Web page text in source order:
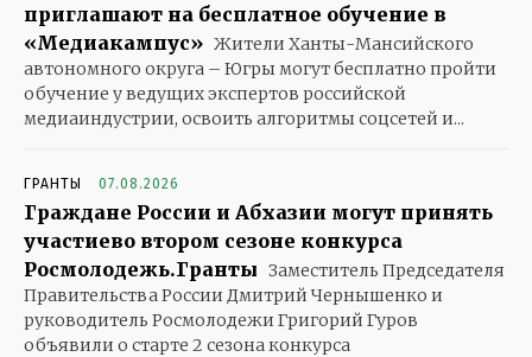
приглашают на бесплатное обучение в
«Медиакампус» Жители Ханты-Мансийского
автономного округа – Югры могут бесплатно пройти
обучение у ведущих экспертов российской
медиаиндустрии, освоить алгоритмы соцсетей и...
ГРАНТЫ 07.08.2026
Граждане России и Абхазии могут принять
участиево втором сезоне конкурса
Росмолодежь.Гранты Заместитель Председателя
Правительства России Дмитрий Чернышенко и
руководитель Росмолодежи Григорий Гуров
объявили о старте 2 сезона конкурса